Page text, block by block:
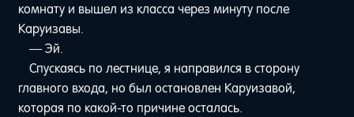
комнату и вышел из класса через минуту после
Каруизавы.
— Эй.
Спускаясь по лестнице, я направился в сторону
главного входа, но был остановлен Каруизавой,
которая по какой-то причине осталась.